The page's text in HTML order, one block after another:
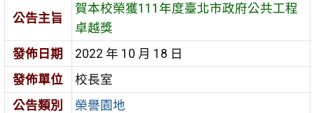
公告主旨
賀本校榮獲111年度臺北市政府公共工程
卓越獎
發佈日期
2022 年 10 月 18 日
發佈單位
校長室
公告類別
榮譽園地